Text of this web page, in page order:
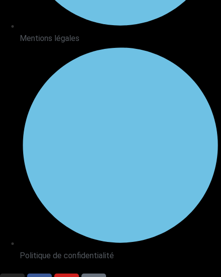
Mentions légales
Politique de confidentialité